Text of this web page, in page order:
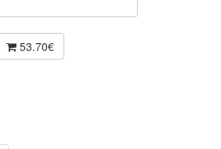
53.70€